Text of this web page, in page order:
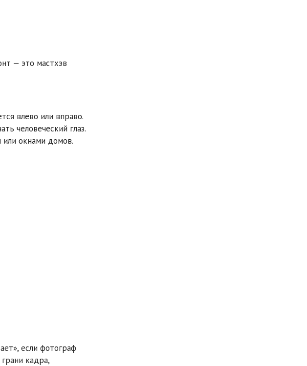
— это мастхэв
влево или вправо.
человеческий глаз.
окнами домов.
если фотограф
кадра,